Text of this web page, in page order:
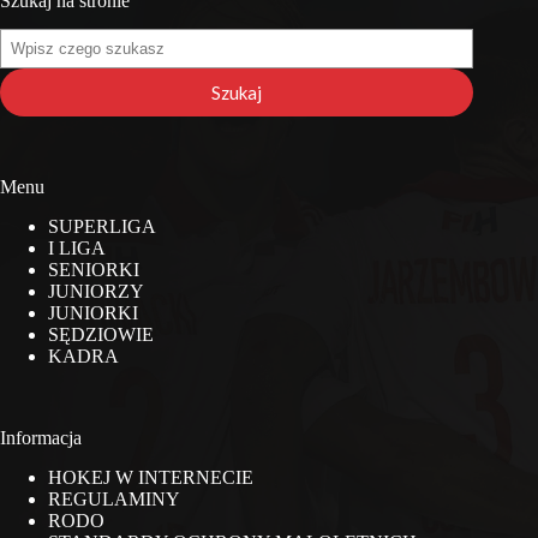
Szukaj
na
stronie
Szukaj
Menu
SUPERLIGA
I LIGA
SENIORKI
JUNIORZY
JUNIORKI
SĘDZIOWIE
KADRA
Informacja
HOKEJ W INTERNECIE
REGULAMINY
RODO